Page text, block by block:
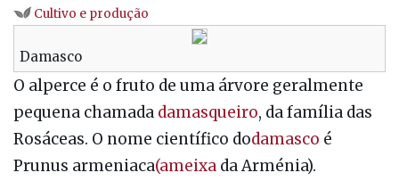
Ir para:navegação
Cultivo e produção
Damasco
O alperce é o fruto de uma árvore geralmente
pequena chamada damasqueiro, da família das
Rosáceas. O nome científico dodamasco é
Prunus armeniaca(ameixa da Arménia).